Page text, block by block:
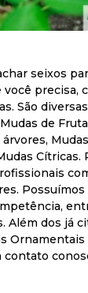
seixos
precisa,
São
de
Cítricas.
Possuímos
Além dos já
Ornamentais
contato